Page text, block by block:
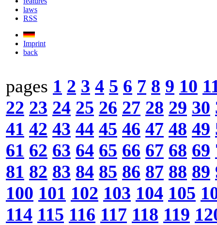
laws
RSS
Imprint
back
pages 1 2 3 4 5 6 7 8 9 10
22 23 24 25 26 27 28 29 30
41 42 43 44 45 46 47 48 49
61 62 63 64 65 66 67 68 69
81 82 83 84 85 86 87 88 89
100 101 102 103 104 105
114 115 116 117 118 119